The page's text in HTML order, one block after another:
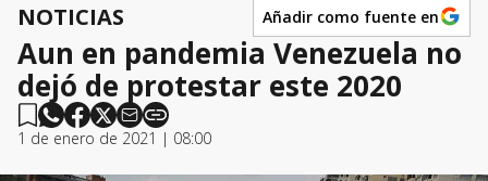
NOTICIAS Añadir como fuente en
Aun en pandemia Venezuela no
dejó de protestar este 2020
1 de enero de 2021 | 08:00